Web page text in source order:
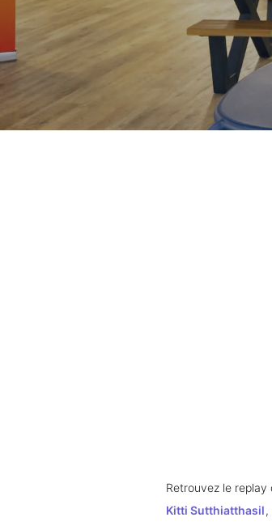
Kitti Sutthiatthasil,